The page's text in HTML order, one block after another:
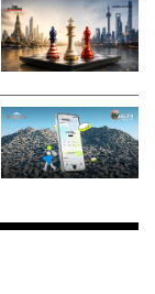
ชมทางยูทูบMnet
20.00 น. ตาม
วันพรุ่งนี้แล้ว
ก็คงจะเป็นเรื่อง
คชัน Whosfan